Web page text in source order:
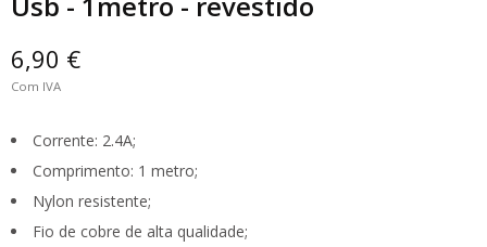
6,90 €
Com IVA
Corrente: 2.4A;
Comprimento: 1 metro;
Nylon resistente;
Fio de cobre de alta qualidade;